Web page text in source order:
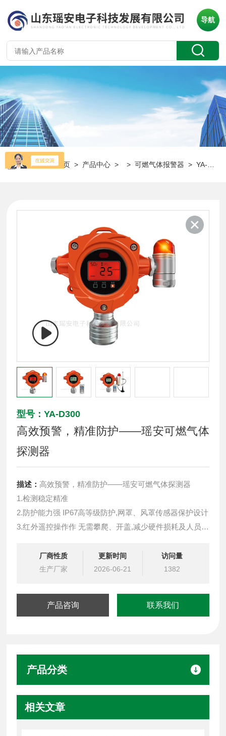
导航
当前位置：首页 > 产品中心 > >可燃气体报警器 > YA-D300高效预警，精准防护——瑶安可燃气体探测器
型号：YA-D300
高效预警，精准防护——瑶安可燃气体
探测器
描述： 高效预警，精准防护——瑶安可燃气体探测器
1.检测稳定精准
2.防护能力强 IP67高等级防护,网罩、风罩传感器保护设计
3.红外遥控操作作 无需攀爬、开盖,减少硬件损耗及人员伤
4.输出信号丰富多样 支持4-20mA，RS485，LoRa无线信
号，PowerBus二总线
厂商性质
生产厂家
更新时间
2026-06-21
访问量
1382
产品咨询 联系我们
产品分类
相关文章